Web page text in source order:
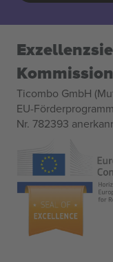
Kommission
Ticombo GmbH
EU-
Nr. 782393